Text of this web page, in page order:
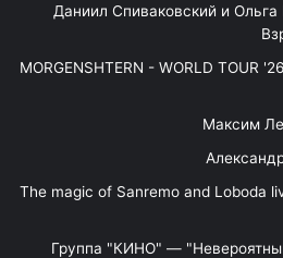
"Даниил Спиваковский и
MORGENSHTERN - WORLD TOUR
Максим
"The magic of Sanremo and Loboda
Группа "КИНО" —